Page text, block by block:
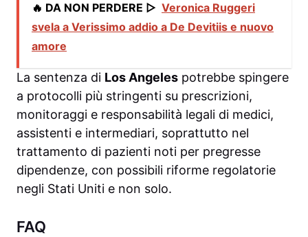
🔥 DA NON PERDERE ▷ Veronica Ruggeri
svela a Verissimo addio a De Devitiis e nuovo
amore
La sentenza di Los Angeles potrebbe spingere
a protocolli più stringenti su prescrizioni,
monitoraggi e responsabilità legali di medici,
assistenti e intermediari, soprattutto nel
trattamento di pazienti noti per pregresse
dipendenze, con possibili riforme regolatorie
negli Stati Uniti e non solo.
FAQ